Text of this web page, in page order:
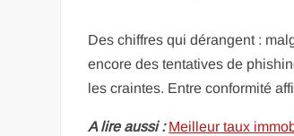
Des chiffres qui dérangent :
encore des tentatives de
les craintes. Entre conformité
A lire aussi : Meilleur taux